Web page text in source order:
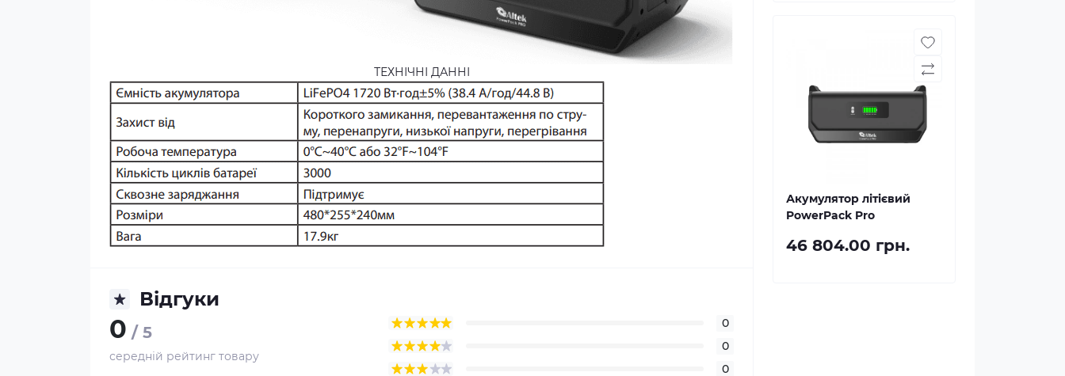
ТЕХНІЧНІ ДАННІ
Відгуки
0 / 5
середній рейтинг товару
0
0
0
Акумулятор літієвий
PowerPack Pro
46 804.00 грн.